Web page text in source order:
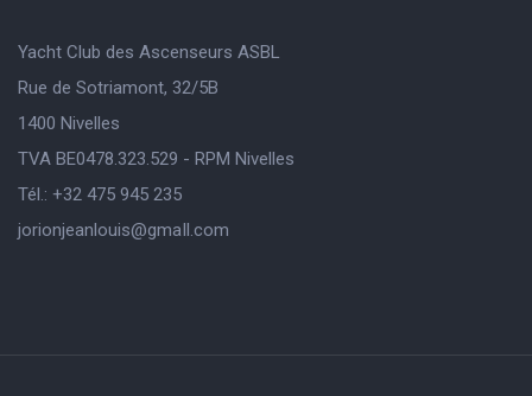
Yacht Club des Ascenseurs ASBL
Rue de Sotriamont, 32/5B
1400 Nivelles
TVA BE0478.323.529 - RPM Nivelles
Tél.: +32 475 945 235
jorionjeanlouis@gmaIl.com